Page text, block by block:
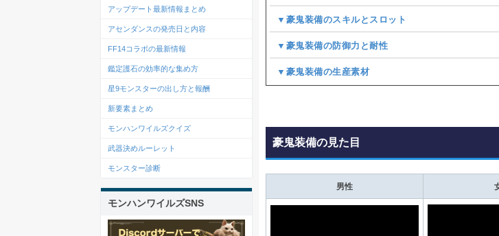
▼豪鬼装備のスキルとスロット
▼豪鬼装備の防御力と耐性
▼豪鬼装備の生産素材
豪鬼装備の見た目
男性
アップデート最新情報まとめ
アセンダンスの発売日と内容
FF14コラボの最新情報
鑑定護石の効率的な集め方
星9モンスターの出し方と報酬
新要素まとめ
モンハンワイルズクイズ
武器決めルーレット
モンスター診断
モンハンワイルズSNS